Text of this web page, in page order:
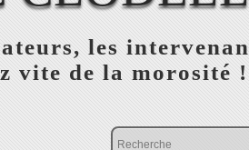
les
vite de la morosité !